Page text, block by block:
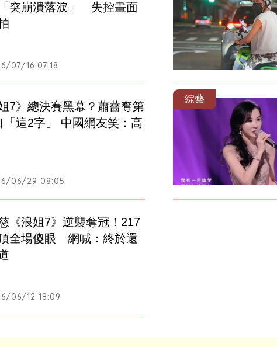
突崩潰落淚」　失控畫面
07/16 07:18
姐7》總決賽黑幕？蕭薔奪第
「這2字」 中國網友笑：高
06/29 08:05
綜藝
《浪姐7》逆襲奪冠！217
全場傻眼　網喊：終於還
06/12 18:09